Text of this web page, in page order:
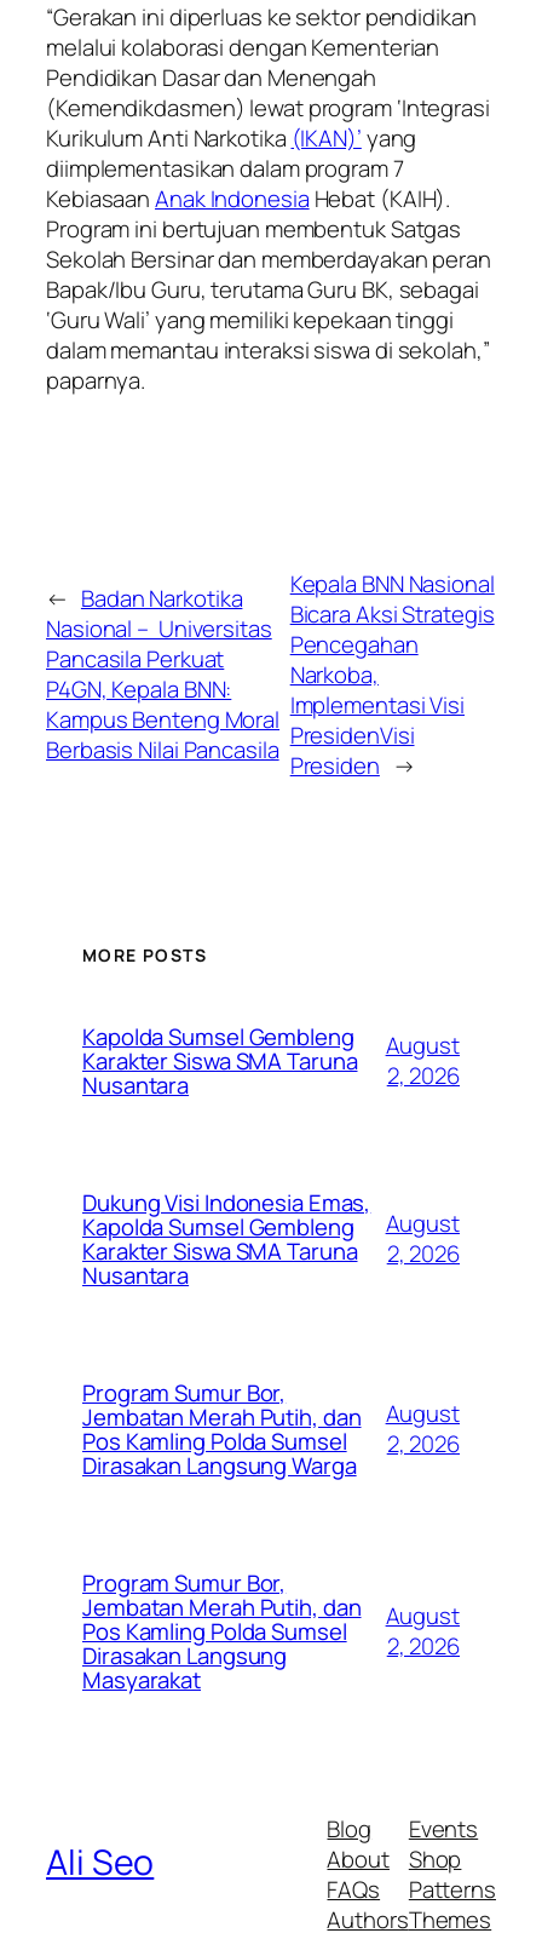
“Gerakan ini diperluas ke sektor pendidikan
melalui kolaborasi dengan Kementerian
Pendidikan Dasar dan Menengah
(Kemendikdasmen) lewat program ‘Integrasi
Kurikulum Anti Narkotika (IKAN)’yang
diimplementasikan dalam program 7
KebiasaanAnak Indonesia Hebat (KAIH).
Program ini bertujuan membentuk Satgas
Sekolah Bersinar dan memberdayakan peran
Bapak/Ibu Guru, terutama Guru BK, sebagai
‘Guru Wali’ yang memiliki kepekaan tinggi
dalam memantau interaksi siswa di sekolah,”
paparnya.
← Badan Narkotika
Nasional – Universitas
Pancasila Perkuat
P4GN, Kepala BNN:
Kampus Benteng Moral
Berbasis Nilai Pancasila
Kepala BNN Nasional
Bicara Aksi Strategis
Pencegahan
Narkoba,
Implementasi Visi
PresidenVisi
Presiden →
MORE POSTS
Kapolda Sumsel Gembleng
Karakter Siswa SMA Taruna
Nusantara
August
2, 2026
Dukung Visi Indonesia Emas,
Kapolda Sumsel Gembleng
Karakter Siswa SMA Taruna
Nusantara
August
2, 2026
Program Sumur Bor,
Jembatan Merah Putih, dan
Pos Kamling Polda Sumsel
Dirasakan Langsung Warga
August
2, 2026
Program Sumur Bor,
Jembatan Merah Putih, dan
Pos Kamling Polda Sumsel
Dirasakan Langsung
Masyarakat
August
2, 2026
Ali Seo
Blog
About
FAQs
Authors
Events
Shop
Patterns
Themes